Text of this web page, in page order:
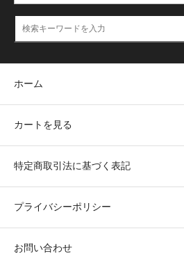
ホーム
カートを見る
特定商取引法に基づく表記
プライバシーポリシー
お問い合わせ